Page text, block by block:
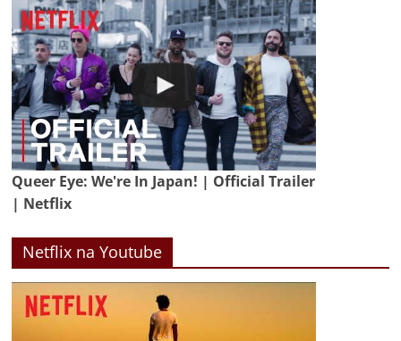
Queer Eye: We're In Japan! | Official Trailer
| Netflix
Netflix na Youtube